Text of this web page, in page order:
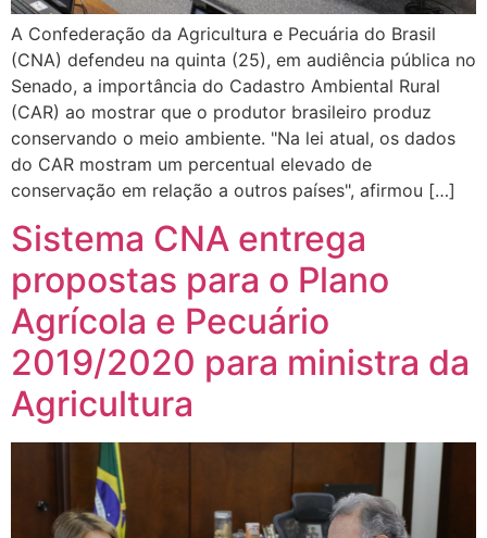
A Confederação da Agricultura e Pecuária do Brasil
(CNA) defendeu na quinta (25), em audiência pública no
Senado, a importância do Cadastro Ambiental Rural
(CAR) ao mostrar que o produtor brasileiro produz
conservando o meio ambiente. "Na lei atual, os dados
do CAR mostram um percentual elevado de
conservação em relação a outros países", afirmou […]
Sistema CNA entrega
propostas para o Plano
Agrícola e Pecuário
2019/2020 para ministra da
Agricultura